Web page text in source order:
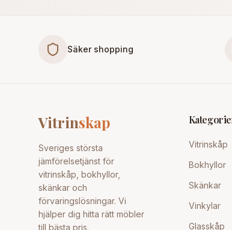
Säker shopping
Vitrinskap
Sveriges största
jämförelsetjänst för
vitrinskåp, bokhyllor,
skänkar och
förvaringslösningar. Vi
hjälper dig hitta rätt möbler
till bästa pris.
Vitrinskåp
Bokhyllor
Skänkar
Vinkylar
Glasskåp